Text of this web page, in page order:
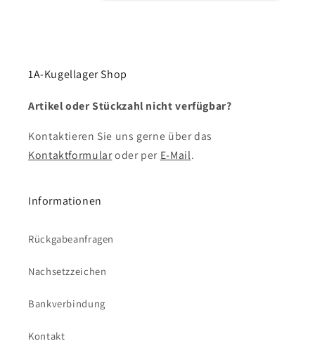
1A-Kugellager Shop
Artikel oder Stückzahl nicht verfügbar?
Kontaktieren Sie uns gerne über das
Kontaktformularoder per E-Mail.
Informationen
Rückgabeanfragen
Nachsetzzeichen
Bankverbindung
Kontakt